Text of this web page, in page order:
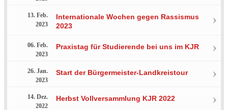
13. Feb.
2023
Internationale Wochen gegen Rassismus
2023
06. Feb.
2023
Praxistag für Studierende bei uns im KJR
26. Jan.
2023
Start der Bürgermeister-Landkreistour
14. Dez.
2022
Herbst Vollversammlung KJR 2022